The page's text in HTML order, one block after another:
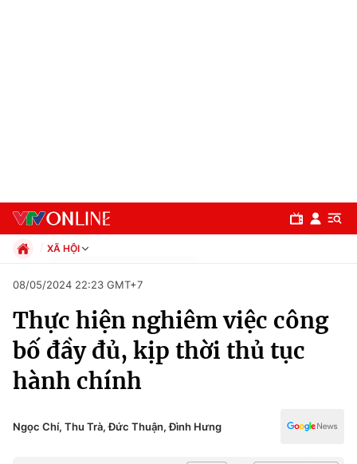
Chuyên mục
Chính trị
XÃ HỘI
Xã hội
Pháp luật
Kinh tế
Thể thao
Truyền hình
Đời sống
08/05/2024 22:23 GMT+7
Thực hiện nghiêm việc công
bố đầy đủ, kịp thời thủ tục
hành chính
Ngọc Chí, Thu Trà, Đức Thuận, Đình Hưng